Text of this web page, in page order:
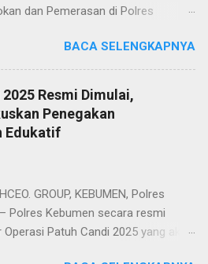
dan Pemerasan di Polres
korban dugaan
dan pemerasan didampingi
Amos Cadu Hina,SH,MH
Polres Jakarta Selatan, Senin
guna melaporkan kejadian yang
METRO JAYA tanggal 25 Juli
bernama Abi Yazidil Bustomi (38)
Kecamatan Cikarang
BACA SELENGKAPNYA
Resmi Dimulai,
Penegakan
Edukatif
GROUP, KEBUMEN, Polres
Polres Kebumen secara resmi
Operasi Patuh Candi 2025 yang akan